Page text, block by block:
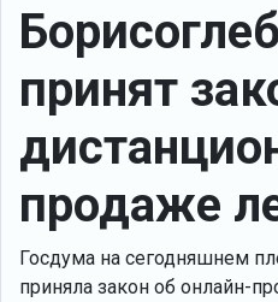
принят
продаже
Госдума на сегодняшнем
приняла закон об онлайн-